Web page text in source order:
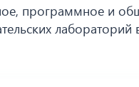
программное и
лабораторий